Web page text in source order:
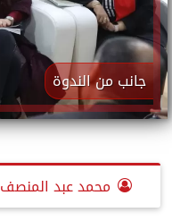
جانب من الندوة
محمد عبد المنصف